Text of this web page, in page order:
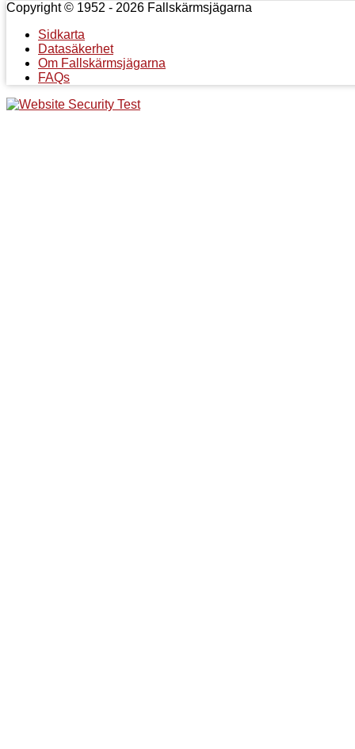
Copyright © 1952 - 2026 Fallskärmsjägarna
Sidkarta
Datasäkerhet
Om Fallskärmsjägarna
FAQs